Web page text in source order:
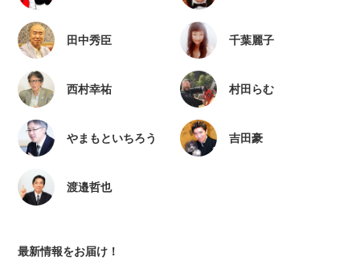
田中秀臣 千葉麗子
西村幸祐 村田らむ
やまもといちろう 吉田豪
渡邉哲也
最新情報をお届け！